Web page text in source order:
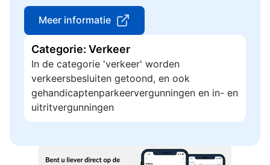
Meer informatie
Categorie: Verkeer
In de categorie 'verkeer' worden
verkeersbesluiten getoond, en ook
gehandicaptenparkeervergunningen en in- en
uitritvergunningen